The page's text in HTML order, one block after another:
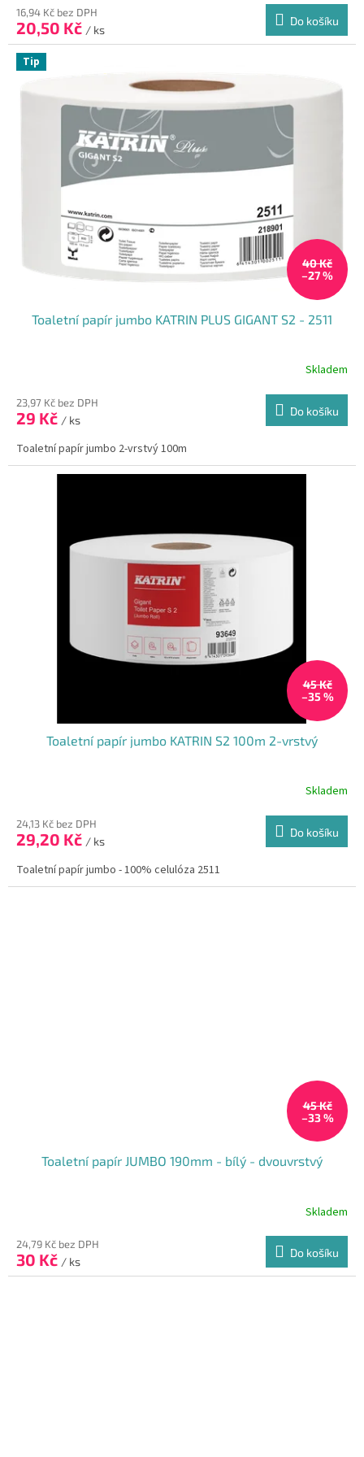
16,94 Kč bez DPH
20,50 Kč / ks
Do košíku
Tip
40 Kč
–27 %
Toaletní papír jumbo KATRIN PLUS GIGANT S2 - 2511
Skladem
23,97 Kč bez DPH
29 Kč / ks
Do košíku
Toaletní papír jumbo 2-vrstvý 100m
45 Kč
–35 %
Toaletní papír jumbo KATRIN S2 100m 2-vrstvý
Skladem
24,13 Kč bez DPH
29,20 Kč / ks
Do košíku
Toaletní papír jumbo - 100% celulóza 2511
45 Kč
–33 %
Toaletní papír JUMBO 190mm - bílý - dvouvrstvý
produktu
je
5,0
Skladem
24,79 Kč bez DPH
30 Kč / ks
Do košíku